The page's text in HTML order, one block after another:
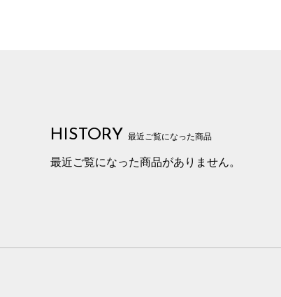
HISTORY 最近ご覧になった商品
最近ご覧になった商品がありません。